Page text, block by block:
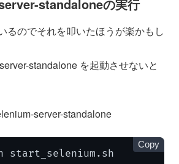
standaloneの実行
るのでそれを叩いたほうが楽かもし
standalone を起動させないと
server-standalone
start_selenium.sh
Copy